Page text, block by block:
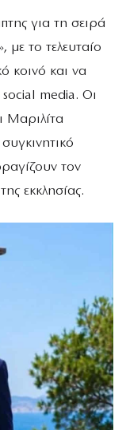
για τη σειρά
το τελευταίο
κοινό και να
media. Οι
Μαριλίτα
τον
εκκλησίας.